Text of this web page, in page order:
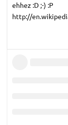
ehhez :D ;-) :P
http://